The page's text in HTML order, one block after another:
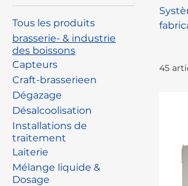
Tous les produits
brasserie- & industrie
des boissons
Capteurs
Craft-brasserieen
Dégazage
Désalcoolisation
Installations de
traitement
Laiterie
Mélange liquide &
Dosage
45